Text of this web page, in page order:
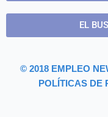
EL
© 2018 EMPLEO
POLÍTICAS DE